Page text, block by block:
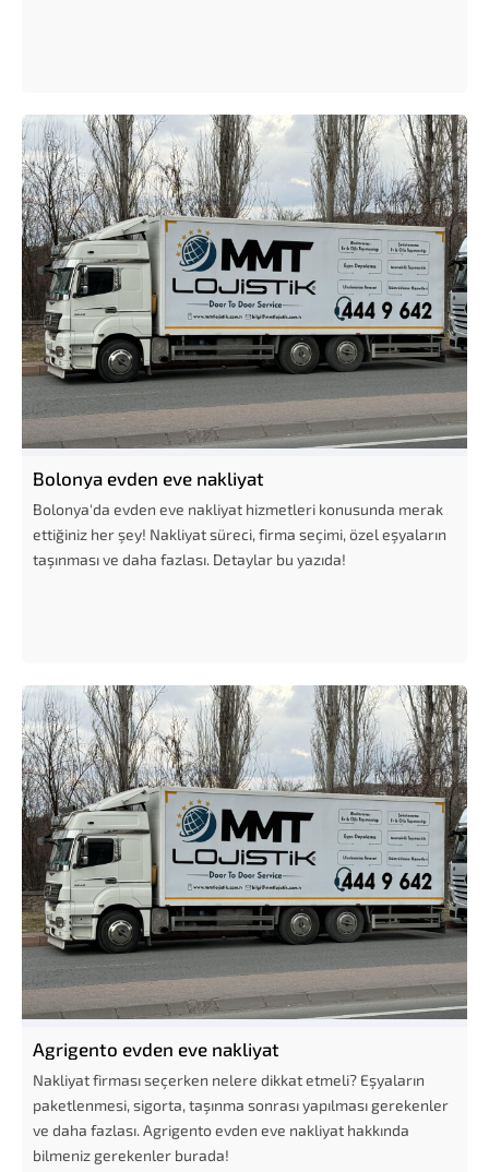
Bolonya evden eve nakliyat
Bolonya'da evden eve nakliyat hizmetleri konusunda merak
ettiğiniz her şey! Nakliyat süreci, firma seçimi, özel eşyaların
taşınması ve daha fazlası. Detaylar bu yazıda!
Agrigento evden eve nakliyat
Nakliyat firması seçerken nelere dikkat etmeli? Eşyaların
paketlenmesi, sigorta, taşınma sonrası yapılması gerekenler
ve daha fazlası. Agrigento evden eve nakliyat hakkında
bilmeniz gerekenler burada!